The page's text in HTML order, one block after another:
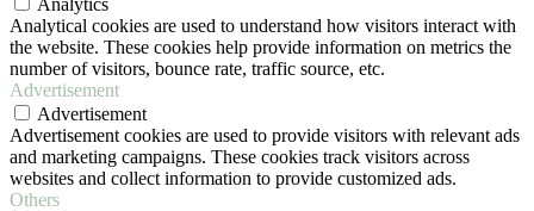
Analytics
Analytical cookies are used to understand how visitors interact with
the website. These cookies help provide information on metrics the
number of visitors, bounce rate, traffic source, etc.
Advertisement
Advertisement
Advertisement cookies are used to provide visitors with relevant ads
and marketing campaigns. These cookies track visitors across
websites and collect information to provide customized ads.
Others